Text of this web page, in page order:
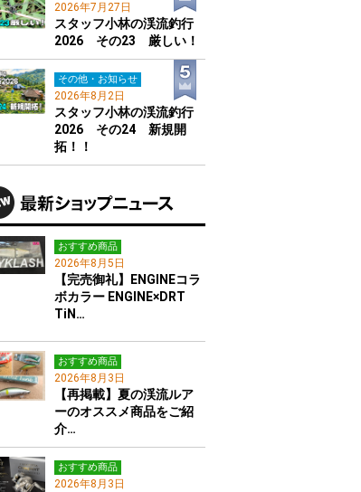
2026年7月27日
スタッフ小林の渓流釣行
2026 その23 厳しい！
その他・お知らせ
2026年8月2日
スタッフ小林の渓流釣行
2026 その24 新規開
拓！！
おすすめ商品
2026年8月5日
【完売御礼】ENGINEコラ
ボカラー ENGINE×DRT
TiN…
おすすめ商品
2026年8月3日
【再掲載】夏の渓流ルア
ーのオススメ商品をご紹
介…
おすすめ商品
2026年8月3日